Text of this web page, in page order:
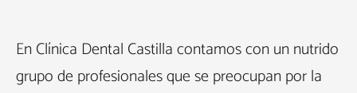
En Clínica Dental Castilla contamos con un nutrido
grupo de profesionales que se preocupan por la